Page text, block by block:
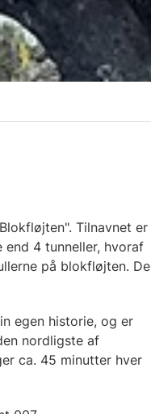
Tilnavnet er
4 tunneller, hvoraf
på blokfløjten. De
egen historie, og er
nordligste af
ca. 45 minutter hver